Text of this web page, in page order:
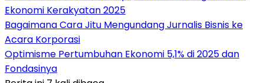
Ekonomi Kerakyatan 2025
Bagaimana Cara Jitu Mengundang Jurnalis Bisnis ke
Acara Korporasi
Optimisme Pertumbuhan Ekonomi 5,1% di 2025 dan
Fondasinya